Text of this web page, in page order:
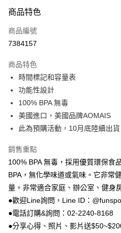
信用卡一次付款
信用卡分期付款
合作金庫商業銀行
華南商業銀行
上海商業儲蓄銀行
國泰世華商業銀行
臺灣中小企業銀行
匯豐（台灣）商業銀行
聯邦商業銀行
元大商業銀行
台新國際商業銀行
台灣樂天信用卡公司
LINE Pay
Apple Pay
街口支付
悠遊付
Google Pay
AFTEE先享後付
相關說明
【關於「AFTEE先享後付」】
AFTEE先享後付是「在收到商品之後才
便利好安心！
１．簡單：不需註冊會員、不需綁卡、
２．便利：只要手機號碼，簡訊認證，
ATM付款
運送方式
商品特色
商品編號
7384157
商品特色
時間標記和容量表
功能性設計
100% BPA 無毒
美國進口，美國品牌AOMAIS
此為預購活動，10月底陸續出貨
銷售重點
100% BPA 無毒，採用優質環保食
BPA，無化學味道或氣味。它非常
量。非常適合家庭、辦公室、健身
●歡迎Line詢問，Line ID：
●電話訂購&詢問：02-2240-8168
●分享心得、照片、影片送